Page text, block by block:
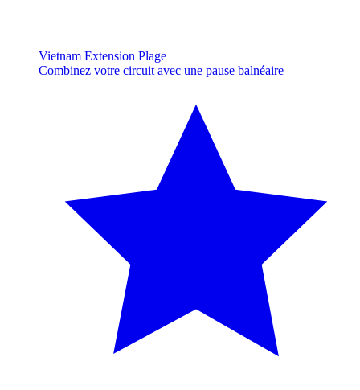
Vietnam Extension Plage
Combinez votre circuit avec une pause balnéaire